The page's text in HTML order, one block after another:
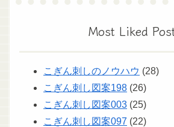
Most Liked
こぎん刺しのノウハウ (28)
こぎん刺し図案198 (26)
こぎん刺し図案003 (25)
こぎん刺し図案097 (22)